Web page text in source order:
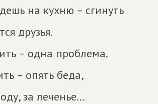
на кухню – сгинуть
друзья.
– одна проблема.
– опять беда,
за леченье...